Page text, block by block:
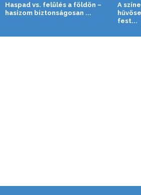
Haspad vs. felülés a földön –
hasizom biztonságosan ...
A
fest...